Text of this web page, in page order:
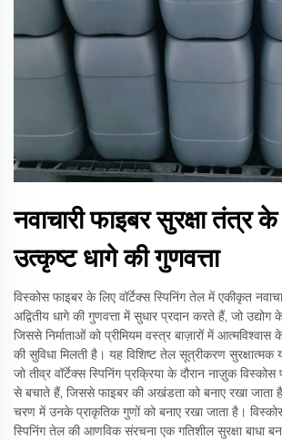
नवाचारी फाइबर सुरक्षा तंत्र
उत्कृष्ट धागे की गुणवत्ता
विस्कोस फाइबर के लिए वॉर्टेक्स स्पिनिंग तेल में एकीकृत
अद्वितीय धागे की गुणवत्ता में सुधार प्रदान करते हैं, जो
जिससे निर्माताओं को प्रीमियम वस्त्र बाज़ारों में आत्मविश्वास
की सुविधा मिलती है। यह विशिष्ट तेल सूत्रीकरण सुरक्षात्मक
जो तीव्र वॉर्टेक्स स्पिनिंग प्रक्रिया के दौरान नाज़ुक
से बचाते हैं, जिससे फाइबर की अखंडता को बनाए रखा जाता
चरण में उनके प्राकृतिक गुणों को बनाए रखा जाता है।
स्पिनिंग तेल की आणविक संरचना एक गतिशील सुरक्षा बाधा